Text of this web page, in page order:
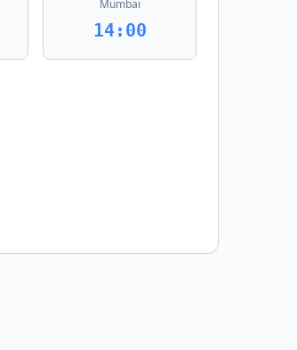
Mumbai
14:00